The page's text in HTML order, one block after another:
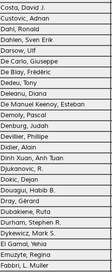
Costa, David J.
Custovic, Adnan
Dahl, Ronald
Dahlen, Sven Erik
Darsow, Ulf
De Carlo, Giuseppe
De Blay, Frédéric
Dedeu, Tony
Deleanu, Diana
De Manuel Keenoy, Esteban
Demoly, Pascal
Denburg, Judah
Devillier, Phillipe
Didier, Alain
Dinh Xuan, Anh Tuan
Djukanovic, R.
Dokic, Dejan
Douagui, Habib B.
Dray, Gérard
Dubakiene, Ruta
Durham, Stephen R.
Dykewicz, Mark S.
El Gamal, Yehia
Emuzyte, Regina
Fabbri, L. Muller